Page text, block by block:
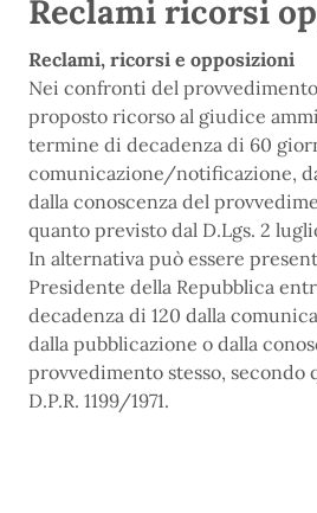
Reclami ricorsi
Reclami, ricorsi e opposizioni
Nei confronti del
proposto ricorso al giudice
termine di decadenza di 60
comunicazione/notificazione,
dalla conoscenza del
quanto previsto dal D.Lgs. 2
In alternativa può essere
Presidente della Repubblica
decadenza di 120 dalla
dalla pubblicazione o dalla
provvedimento stesso, secondo
D.P.R. 1199/1971.